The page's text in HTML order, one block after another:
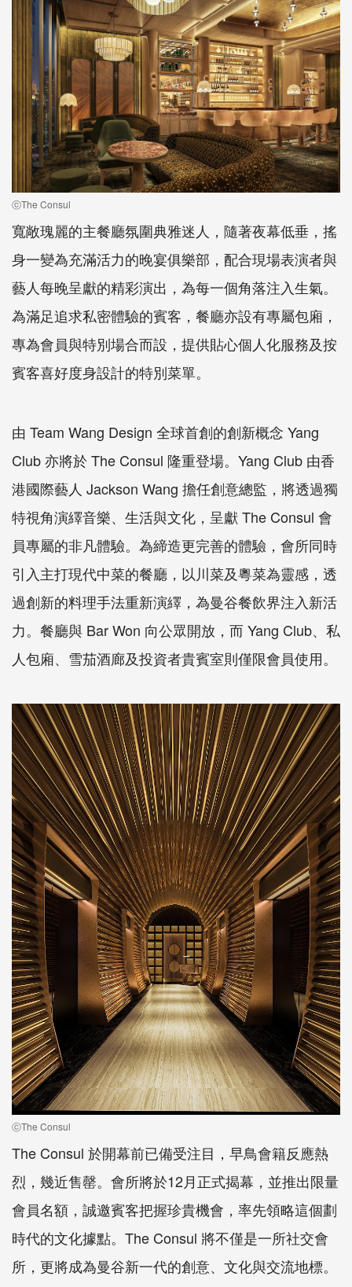
ⓒThe Consul
寬敞瑰麗的主餐廳氛圍典雅迷人，隨著夜幕低垂，搖
身一變為充滿活力的晚宴俱樂部，配合現場表演者與
藝人每晚呈獻的精彩演出，為每一個角落注入生氣。
為滿足追求私密體驗的賓客，餐廳亦設有專屬包廂，
專為會員與特別場合而設，提供貼心個人化服務及按
賓客喜好度身設計的特別菜單。
由 Team Wang Design 全球首創的創新概念 Yang
Club 亦將於 The Consul 隆重登場。Yang Club 由香
港國際藝人 Jackson Wang 擔任創意總監，將透過獨
特視角演繹音樂、生活與文化，呈獻 The Consul 會
員專屬的非凡體驗。為締造更完善的體驗，會所同時
引入主打現代中菜的餐廳，以川菜及粵菜為靈感，透
過創新的料理手法重新演繹，為曼谷餐飲界注入新活
力。餐廳與 Bar Won 向公眾開放，而 Yang Club、私
人包廂、雪茄酒廊及投資者貴賓室則僅限會員使用。
ⓒThe Consul
The Consul 於開幕前已備受注目，早鳥會籍反應熱
烈，幾近售罄。會所將於12月正式揭幕，並推出限量
會員名額，誠邀賓客把握珍貴機會，率先領略這個劃
時代的文化據點。The Consul 將不僅是一所社交會
所，更將成為曼谷新一代的創意、文化與交流地標。